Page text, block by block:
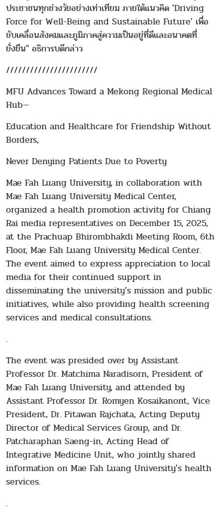
ประชาชนทุกช่วงวัยอย่างเท่าเทียม ภายใต้แนวคิด 'Driving
Force for Well-Being and Sustainable Future' เพื่อ
ขับเคลื่อนสังคมและภูมิภาคสู่ความเป็นอยู่ที่ดีและอนาคตที่
ยั่งยืน" อธิการบดีกล่าว
///////////////////////
MFU Advances Toward a Mekong Regional Medical
Hub—
Education and Healthcare for Friendship Without
Borders,
Never Denying Patients Due to Poverty
Mae Fah Luang University, in collaboration with
Mae Fah Luang University Medical Center,
organized a health promotion activity for Chiang
Rai media representatives on December 15, 2025,
at the Prachuap Bhirombhakdi Meeting Room, 6th
Floor, Mae Fah Luang University Medical Center.
The event aimed to express appreciation to local
media for their continued support in
disseminating the university's mission and public
initiatives, while also providing health screening
services and medical consultations.
.
The event was presided over by Assistant
Professor Dr. Matchima Naradisorn, President of
Mae Fah Luang University, and attended by
Assistant Professor Dr. Romyen Kosaikanont, Vice
President, Dr. Pitawan Rajchata, Acting Deputy
Director of Medical Services Group, and Dr.
Patcharaphan Saeng-in, Acting Head of
Integrative Medicine Unit, who jointly shared
information on Mae Fah Luang University's health
services.
.